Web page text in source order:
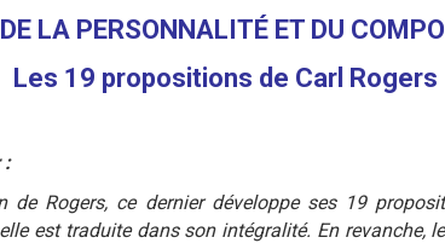
LA PERSONNALITÉ ET DU
Les 19 propositions de Carl Rogers
:
de Rogers, ce dernier développe ses 19
est traduite dans son intégralité. En revanche,